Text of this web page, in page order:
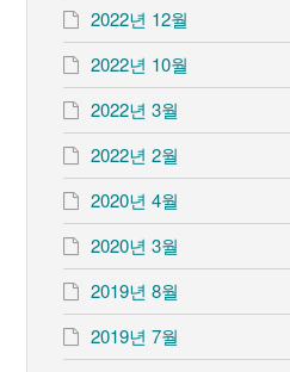
2022년 12월
2022년 10월
2022년 3월
2022년 2월
2020년 4월
2020년 3월
2019년 8월
2019년 7월